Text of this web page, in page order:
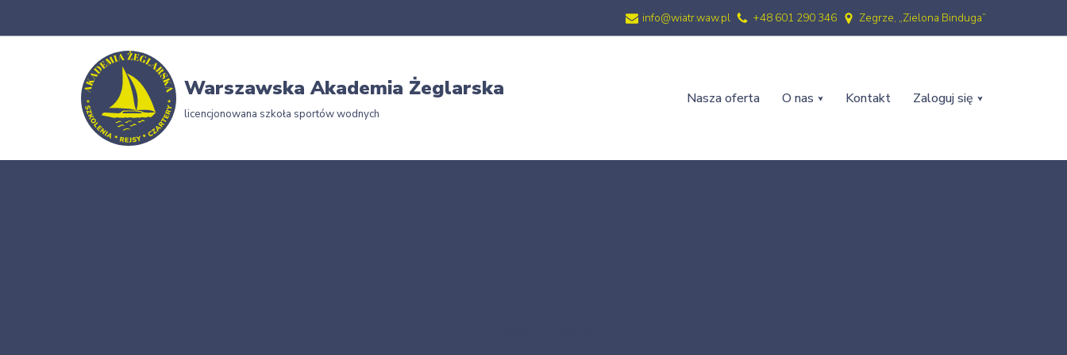
info@wiatr.waw.pl +48 601 290 346 Zegrze, „Zielona Binduga”
Warszawska Akademia Żeglarska
licencjonowana szkoła sportów wodnych
Nasza oferta O nas Kontakt Zaloguj się